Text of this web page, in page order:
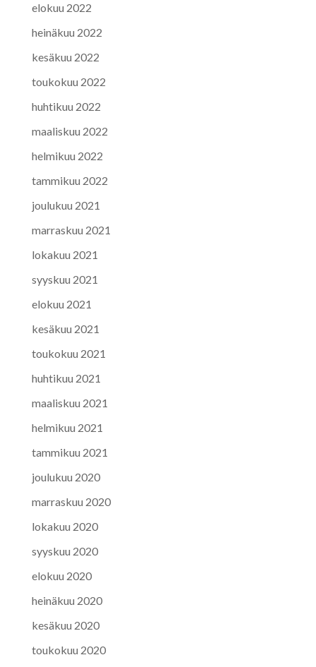
elokuu 2022
heinäkuu 2022
kesäkuu 2022
toukokuu 2022
huhtikuu 2022
maaliskuu 2022
helmikuu 2022
tammikuu 2022
joulukuu 2021
marraskuu 2021
lokakuu 2021
syyskuu 2021
elokuu 2021
kesäkuu 2021
toukokuu 2021
huhtikuu 2021
maaliskuu 2021
helmikuu 2021
tammikuu 2021
joulukuu 2020
marraskuu 2020
lokakuu 2020
syyskuu 2020
elokuu 2020
heinäkuu 2020
kesäkuu 2020
toukokuu 2020